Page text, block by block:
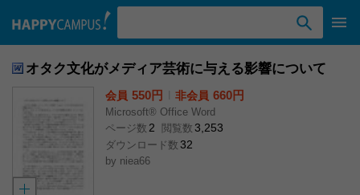
オタク文化がメディア芸術に与える影響について
会員 550円 非会員 660円
Microsoft® Office Word
ページ数 2 閲覧数 3,253
ダウンロード数 32
by niea66